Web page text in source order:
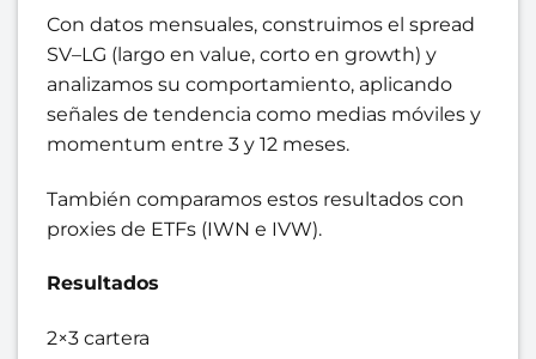
Con datos mensuales, construimos el spread
SV–LG (largo en value, corto en growth) y
analizamos su comportamiento, aplicando
señales de tendencia como medias móviles y
momentum entre 3 y 12 meses.
También comparamos estos resultados con
proxies de ETFs (IWN e IVW).
Resultados
2×3 cartera